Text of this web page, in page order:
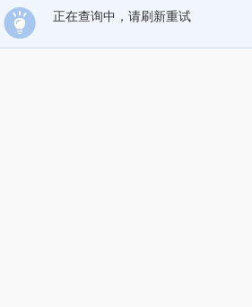
正在查询中，请刷新重试